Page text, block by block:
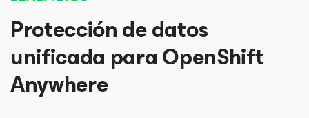
Protección de datos
unificada para OpenShift
Anywhere